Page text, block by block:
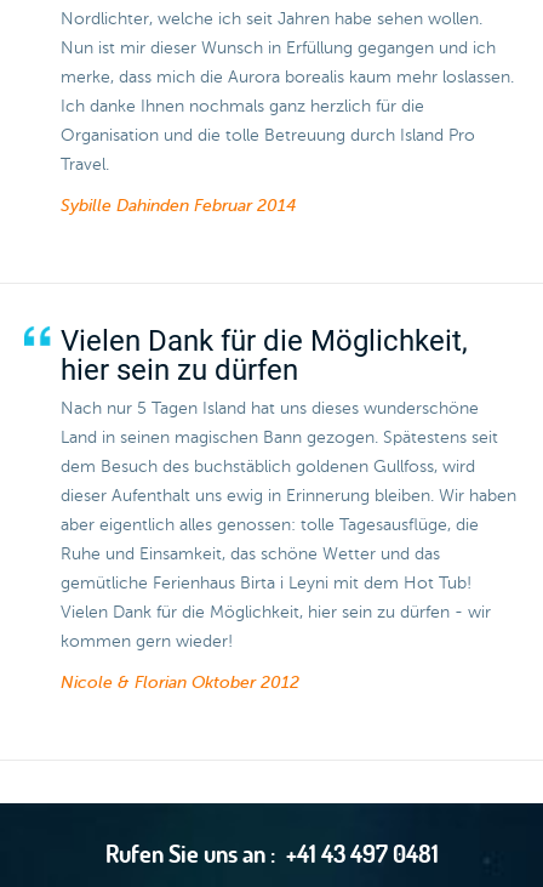
Nordlichter, welche ich seit Jahren habe sehen wollen.
Nun ist mir dieser Wunsch in Erfüllung gegangen und ich
merke, dass mich die Aurora borealis kaum mehr loslassen.
Ich danke Ihnen nochmals ganz herzlich für die
Organisation und die tolle Betreuung durch Island Pro
Travel.
Sybille Dahinden Februar 2014
Vielen Dank für die Möglichkeit,
hier sein zu dürfen
Nach nur 5 Tagen Island hat uns dieses wunderschöne
Land in seinen magischen Bann gezogen. Spätestens seit
dem Besuch des buchstäblich goldenen Gullfoss, wird
dieser Aufenthalt uns ewig in Erinnerung bleiben. Wir haben
aber eigentlich alles genossen: tolle Tagesausflüge, die
Ruhe und Einsamkeit, das schöne Wetter und das
gemütliche Ferienhaus Birta i Leyni mit dem Hot Tub!
Vielen Dank für die Möglichkeit, hier sein zu dürfen - wir
kommen gern wieder!
Nicole & Florian Oktober 2012
Rufen Sie uns an : +41 43 497 0481